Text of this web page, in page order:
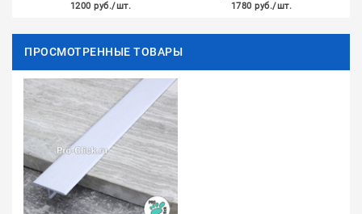
1200 руб./шт. 1780 руб./шт.
ПРОСМОТРЕННЫЕ ТОВАРЫ